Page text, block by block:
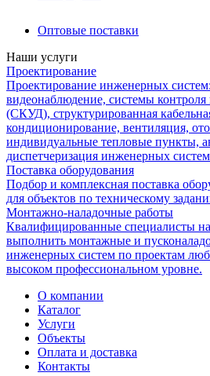
Оптовые поставки
Наши услуги
Проектирование
Проектирование инженерных
видеонаблюдение, системы
(СКУД), структурированная
кондиционирование, вентиляция,
индивидуальные тепловые пункты,
диспетчеризация инженерных
Поставка оборудования
Подбор и комплексная поставка
для объектов по техническому
Монтажно-наладочные работы
Квалифицированные специалисты
выполнить монтажные и
инженерных систем по проектам
высоком профессиональном уровне.
О компании
Каталог
Услуги
Объекты
Оплата и доставка
Контакты